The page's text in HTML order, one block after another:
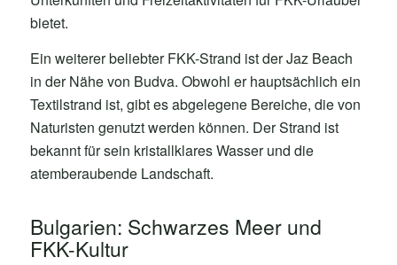
bietet.
Ein weiterer beliebter FKK-Strand ist der Jaz Beach
in der Nähe von Budva. Obwohl er hauptsächlich ein
Textilstrand ist, gibt es abgelegene Bereiche, die von
Naturisten genutzt werden können. Der Strand ist
bekannt für sein kristallklares Wasser und die
atemberaubende Landschaft.
Bulgarien: Schwarzes Meer und
FKK-Kultur